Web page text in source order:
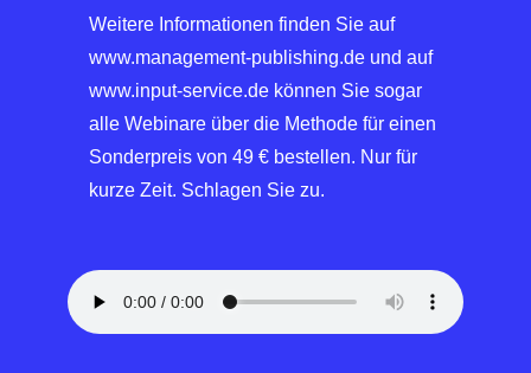
Weitere Informationen finden Sie auf
www.management-publishing.de und auf
www.input-service.de können Sie sogar
alle Webinare über die Methode für einen
Sonderpreis von 49 € bestellen. Nur für
kurze Zeit. Schlagen Sie zu.